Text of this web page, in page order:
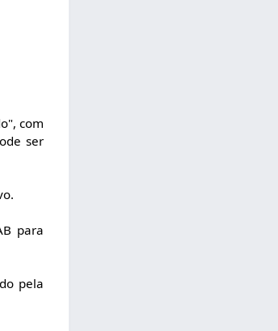
com
ser
para
pela